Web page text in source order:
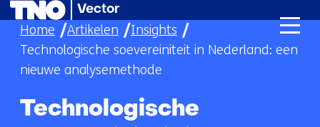
Ga
naar
Vector
Home
Artikelen
Insights
Technologische soevereiniteit in Nederland: een
nieuwe analysemethode
Technologische